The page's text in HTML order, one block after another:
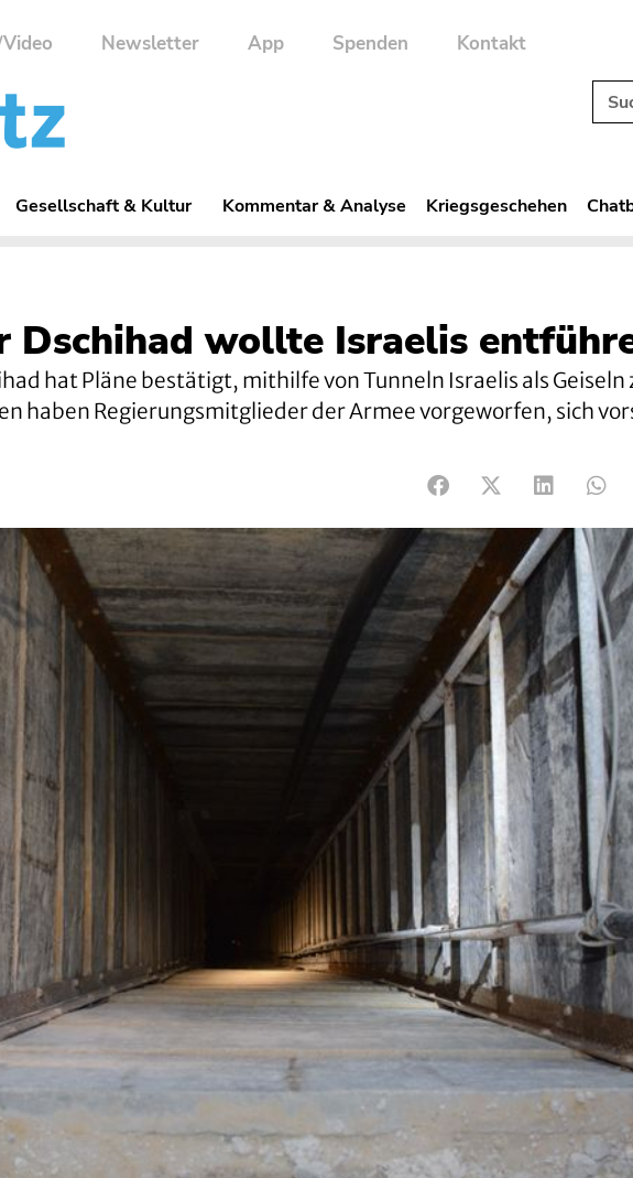
Newsletter App Spenden Kontakt
Gesellschaft & Kultur Kommentar & Analyse Kriegsgeschehen
Dschihad wollte Israelis
hat Pläne bestätigt, mithilfe von Tunneln Israelis als Geiseln
haben Regierungsmitglieder der Armee vorgeworfen, sich